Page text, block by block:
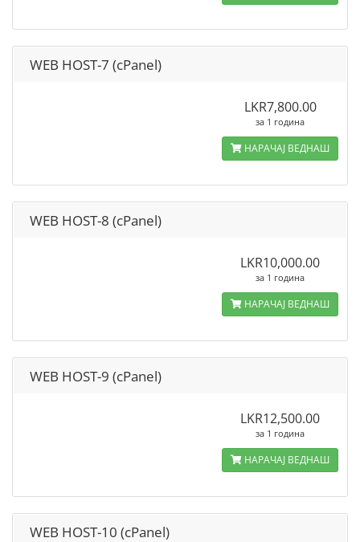
WEB HOST-7 (cPanel)
LKR7,800.00
за 1 година
НАРАЧАЈ ВЕДНАШ
WEB HOST-8 (cPanel)
LKR10,000.00
за 1 година
НАРАЧАЈ ВЕДНАШ
WEB HOST-9 (cPanel)
LKR12,500.00
за 1 година
НАРАЧАЈ ВЕДНАШ
WEB HOST-10 (cPanel)